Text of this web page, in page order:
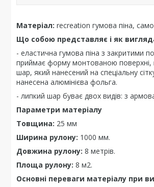
Матеріал: recreation гумова піна,
Що собою представляє і як
- еластична гумова піна з закритими
приймає форму монтованою поверхні,
шар, який нанесений на спеціальну
нанесена алюмінієва фольга.
- липкий шар буває двох видів: з
Параметри матеріалу
Товщина: 25 мм
Ширина рулону: 1000 мм.
Довжина рулону: 8 метрів.
Площа рулону: 8 м2.
Основні переваги матеріалу при